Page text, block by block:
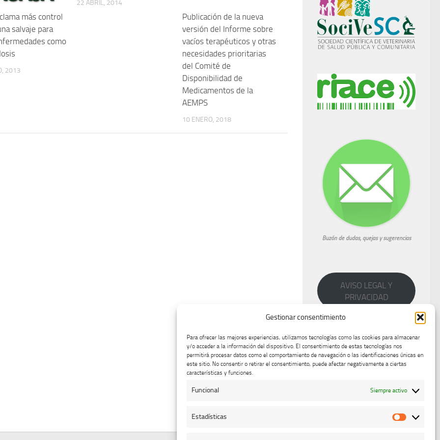
Gestionar consentimiento
Para ofrecer las mejores experiencias, utilizamos tecnologías como las cookies para almacenar
y/o acceder a la información del dispositivo. El consentimiento de estas tecnologías nos
permitirá procesar datos como el comportamiento de navegación o las identificaciones únicas en
este sitio. No consentir o retirar el consentimiento, puede afectar negativamente a ciertas
características y funciones.
Funcional Siempre activo
Estadísticas
más control
salvaje para
como
2013
22 ABRIL, 2014
Publicación de la nueva
versión del Informe sobre
vacíos terapéuticos y otras
necesidades prioritarias
del Comité de
Disponibilidad de
Medicamentos de la
AEMPS
10 ENERO, 2018
Buzón de dudas, quejas y sugerencias
AVISO LEGAL Y
PRIVACIDAD